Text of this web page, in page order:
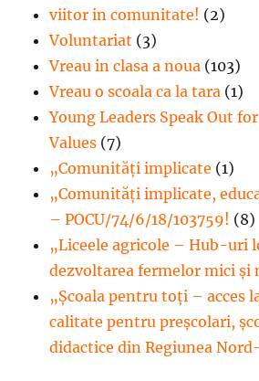
viitor in comunitate! (2)
Voluntariat (3)
Vreau in clasa a noua (103)
Vreau o scoala ca la tara (1)
Young Leaders Speak Out
Values (7)
„Comunități implicate (1)
„Comunități implicate,
– POCU/74/6/18/103759! (8)
„Liceele agricole – Hub-uri
dezvoltarea fermelor mici şi
„Școala pentru toți – acces
calitate pentru preșcolari,
didactice din Regiunea